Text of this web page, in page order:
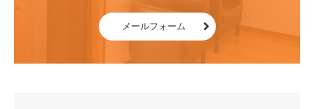
メールフォーム